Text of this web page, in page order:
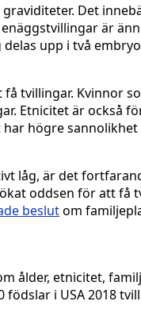
Det
är
upp i två
tvillingar. Kvinnor
Etnicitet är också
högre
låg, är det
oddsen för att få
beslutom
ålder, etnicitet,
i USA 2018